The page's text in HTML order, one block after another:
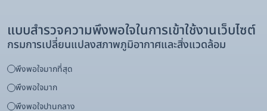
แบบสำรวจความพึงพอใจในการเข้าใช้งานเว็บไซต์
กรมการเปลี่ยนแปลงสภาพภูมิอากาศและสิ่งแวดล้อม
พึงพอใจมากที่สุด
พึงพอใจมาก
พึงพอใจปานกลาง